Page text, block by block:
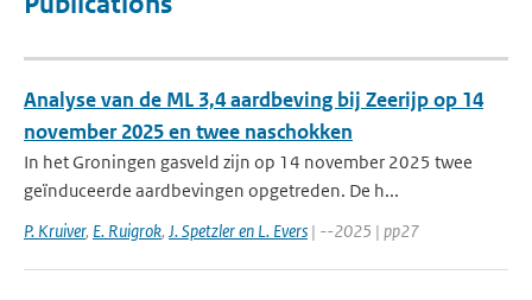
Analyse van de ML 3,4 aardbeving bij Zeerijp op 14
november 2025 en twee naschokken
In het Groningen gasveld zijn op 14 november 2025 twee
geïnduceerde aardbevingen opgetreden. De h...
P. Kruiver, E. Ruigrok, J. Spetzler en L. Evers | --2025 | pp27